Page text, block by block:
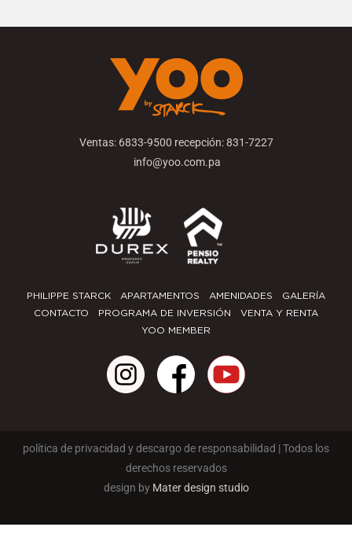
Ventas: 6833-9500 recepción: 831-7227
info@yoo.com.pa
PHILIPPE STARCK APARTAMENTOS AMENIDADES
GALERÍA
CONTACTO
PROGRAMA DE INVERSIÓN
VENTA Y RENTA
YOO MEMBER
Y
u
t
u
política de privacidad y descargo de responsabilidad | Todos los
derechos reservados
design by Mater design studio